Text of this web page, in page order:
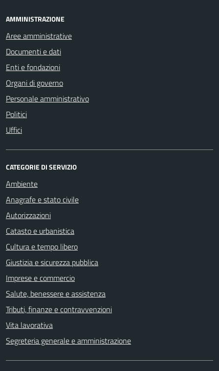
AMMINISTRAZIONE
Aree amministrative
Documenti e dati
Enti e fondazioni
Organi di governo
Personale amministrativo
Politici
Uffici
CATEGORIE DI SERVIZIO
Ambiente
Anagrafe e stato civile
Autorizzazioni
Catasto e urbanistica
Cultura e tempo libero
Giustizia e sicurezza pubblica
Imprese e commercio
Salute, benessere e assistenza
Tributi, finanze e contravvenzioni
Vita lavorativa
Segreteria generale e amministrazione